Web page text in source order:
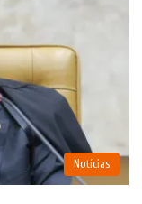
Notícias